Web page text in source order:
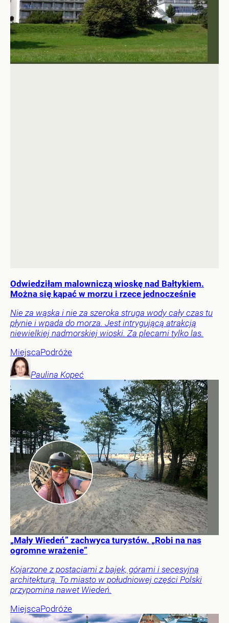
Odwiedziłam malowniczą wioskę nad Bałtykiem.
Można się kąpać w morzu i rzece jednocześnie
Nie za wąska i nie za szeroka struga wody cały czas tu
płynie i wpada do morza. Jest intrygującą atrakcją
niewielkiej nadmorskiej wioski. Za plecami tylko las.
MiejscaPodróże
Paulina Kopeć
„Mały Wiedeń” zachwyca turystów. „Robi na nas
ogromne wrażenie”
Kojarzone z postaciami z bajek, górami i secesyjną
architekturą. To miasto w południowej części Polski
przypomina nawet Wiedeń.
MiejscaPodróże